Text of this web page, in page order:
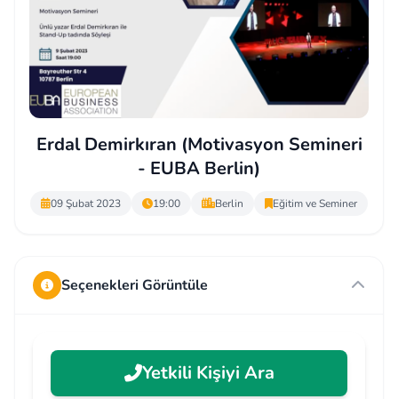
Erdal Demirkıran (Motivasyon Semineri
- EUBA Berlin)
09 Şubat 2023 19:00 Berlin Eğitim ve Seminer
Seçenekleri Görüntüle
Yetkili Kişiyi Ara